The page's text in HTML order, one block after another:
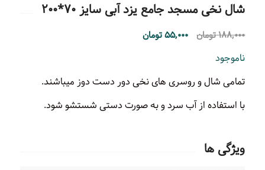
شال نخی مسجد جامع یزد آبی سایز ۷۰*۲۰۰
۱۸۸,۰۰۰تومان ۵۵,۰۰۰تومان
ناموجود
تمامی شال و روسری های نخی دور دست دوز میباشند.
با استفاده از آب سرد و به صورت دستی شستشو شود.
ویژگی ها